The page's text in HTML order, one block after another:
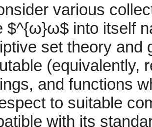
various
$^{ω}ω$ into itself
set theory and
(equivalently,
and functions
to suitable
with its